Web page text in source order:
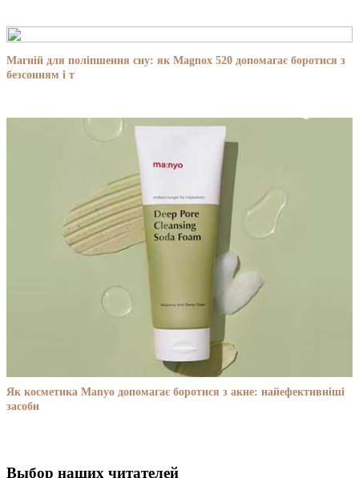
Магній для поліпшення сну: як Magnox 520 допомагає боротися з
безсонням і т
Як косметика Manyo допомагає боротися з акне: найефективніші
засоби
Выбор наших читателей